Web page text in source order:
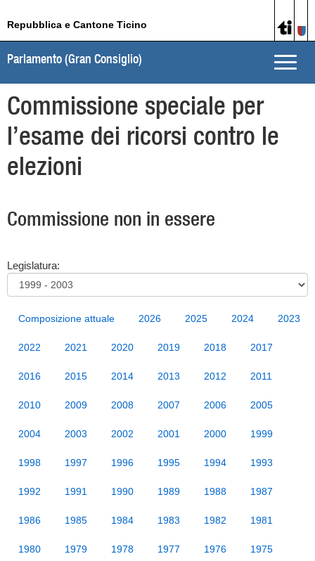
Repubblica e Cantone Ticino
Toggle
Parlamento (Gran Consiglio)
Commissione speciale per
l’esame dei ricorsi contro le
elezioni
Commissione non in essere
Legislatura:
Composizione attuale 2026 2025 2024 2023
2022 2021 2020 2019 2018 2017
2016 2015 2014 2013 2012 2011
2010 2009 2008 2007 2006 2005
2004 2003 2002 2001 2000 1999
1998 1997 1996 1995 1994 1993
1992 1991 1990 1989 1988 1987
1986 1985 1984 1983 1982 1981
1980 1979 1978 1977 1976 1975